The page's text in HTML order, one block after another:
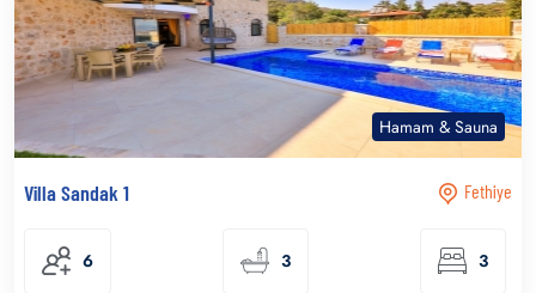
Hamam & Sauna
Fethiye
Villa Sandak 1
6 3 3